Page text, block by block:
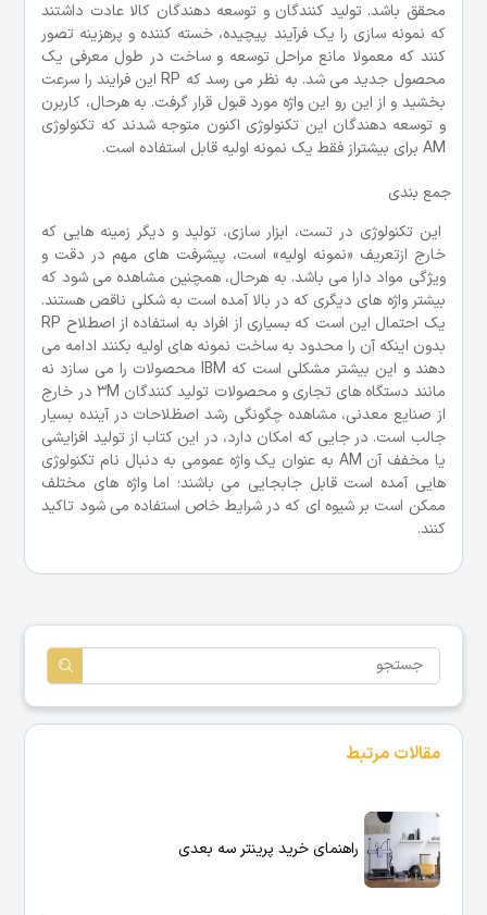
محقق باشد. تولید کنندگان و توسعه دهندگان کالا عادت داشتند
که نمونه سازی را یک فرآیند پیچیده، خسته کننده و پرهزینه تصور
کنند که معمولا مانع مراحل توسعه و ساخت در طول معرفی یک
محصول جدید می شد. به نظر می رسد که RP این فرایند را سرعت
بخشید و از این رو این واژه مورد قبول قرار گرفت. به هرحال، کاربرن
و توسعه دهندگان این تکنولوژی اکنون متوجه شدند که تکنولوژی
AM برای بیشتراز فقط یک نمونه اولیه قابل استفاده است.
جمع بندی
این تکنولوژی در تست، ابزار سازی، تولید و دیگر زمینه هایی که
خارج ازتعریف «نمونه اولیه» است، پیشرفت های مهم در دقت و
ویژگی مواد دارا می باشد. به هرحال، همچنین مشاهده می شود که
بیشتر واژه های دیگری که در بالا آمده است به شکلی ناقص هستند.
یک احتمال این است که بسیاری از افراد به استفاده از اصطلاح RP
بدون اینکه آن را محدود به ساخت نمونه های اولیه بکنند ادامه می
دهند و این بیشتر مشکلی است که IBM محصولات را می سازد نه
مانند دستگاه های تجاری و محصولات تولید کنندگان 3M در خارج
از صنایع معدنی، مشاهده چگونگی رشد اصظلاحات در آینده بسیار
جالب است. در جایی که امکان دارد، در این کتاب از تولید افزایشی
یا مخفف آن AM به عنوان یک واژه عمومی به دنبال نام تکنولوژی
هایی آمده است قابل جابجایی می باشند؛ اما واژه های مختلف
ممکن است بر شیوه ای که در شرایط خاص استفاده می شود تاکید
کنند.
مقالات مرتبط
راهنمای خرید پرینتر سه بعدی